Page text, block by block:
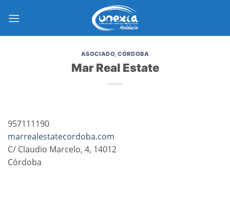
ASOCIADO,CÓRDOBA
Mar Real Estate
957111190
marrealestatecordoba.com
C/ Claudio Marcelo, 4, 14012
Córdoba